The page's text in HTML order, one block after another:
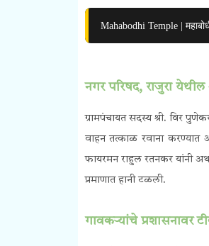
Mahabodhi Temple |
नगर परिषद, राजुरा
ग्रामपंचायत सदस्य श्री. विर
वाहन तत्काळ रवाना करण्यात
फायरमन राहुल रतनकरयांनी
प्रमाणात हानी टळली.
गावकऱ्यांचे प्रशासनावर